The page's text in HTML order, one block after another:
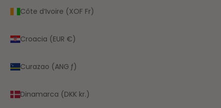
Côte d’Ivoire (XOF Fr)
Croacia (EUR €)
Curazao (ANG ƒ)
Dinamarca (DKK kr.)